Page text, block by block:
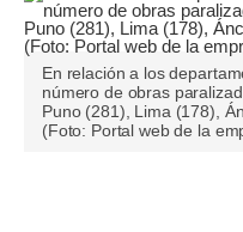
Opinión
Editorial
Pregunta de hoy
En relación a los
número de obras
Puno (281), Lima (178),
(Foto: Portal web de la